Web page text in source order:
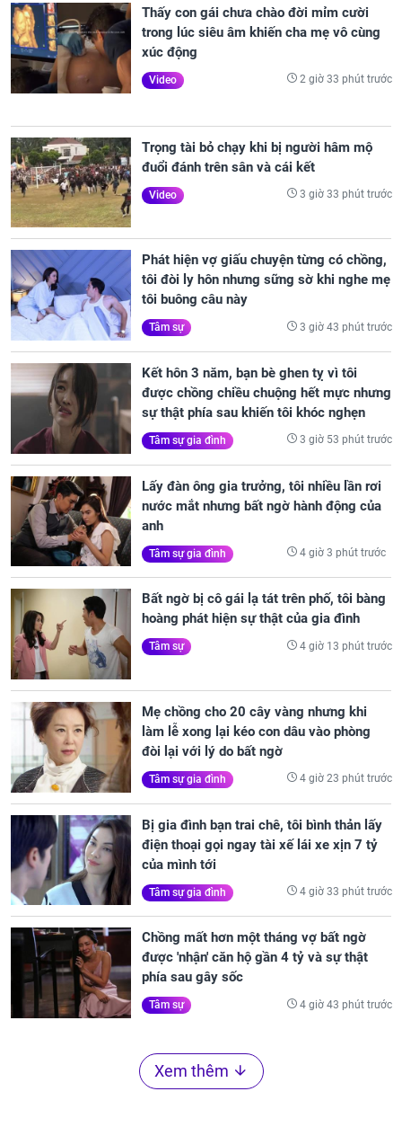
Thấy con gái chưa chào đời mỉm cười
trong lúc siêu âm khiến cha mẹ vô cùng
xúc động
Video 2 giờ 33 phút trước
Trọng tài bỏ chạy khi bị người hâm mộ
đuổi đánh trên sân và cái kết
Video 3 giờ 33 phút trước
Phát hiện vợ giấu chuyện từng có chồng,
tôi đòi ly hôn nhưng sững sờ khi nghe mẹ
tôi buông câu này
Tâm sự 3 giờ 43 phút trước
Kết hôn 3 năm, bạn bè ghen tỵ vì tôi
được chồng chiều chuộng hết mực nhưng
sự thật phía sau khiến tôi khóc nghẹn
Tâm sự gia đình 3 giờ 53 phút trước
Lấy đàn ông gia trưởng, tôi nhiều lần rơi
nước mắt nhưng bất ngờ hành động của
anh
Tâm sự gia đình 4 giờ 3 phút trước
Bất ngờ bị cô gái lạ tát trên phố, tôi bàng
hoàng phát hiện sự thật của gia đình
Tâm sự 4 giờ 13 phút trước
Mẹ chồng cho 20 cây vàng nhưng khi
làm lễ xong lại kéo con dâu vào phòng
đòi lại với lý do bất ngờ
Tâm sự gia đình 4 giờ 23 phút trước
Bị gia đình bạn trai chê, tôi bình thản lấy
điện thoại gọi ngay tài xế lái xe xịn 7 tỷ
của mình tới
Tâm sự gia đình 4 giờ 33 phút trước
Chồng mất hơn một tháng vợ bất ngờ
được 'nhận' căn hộ gần 4 tỷ và sự thật
phía sau gây sốc
Tâm sự 4 giờ 43 phút trước
Xem thêm